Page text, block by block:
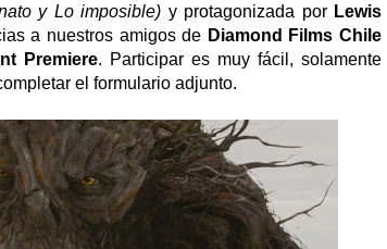
y Lo imposible) y protagonizada por Lewis
a nuestros amigos de Diamond Films Chile
Premiere. Participar es muy fácil, solamente
el formulario adjunto.